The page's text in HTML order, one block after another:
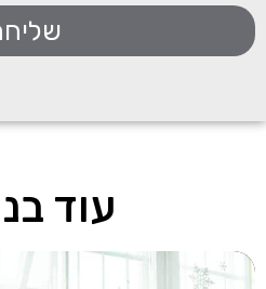
עוד